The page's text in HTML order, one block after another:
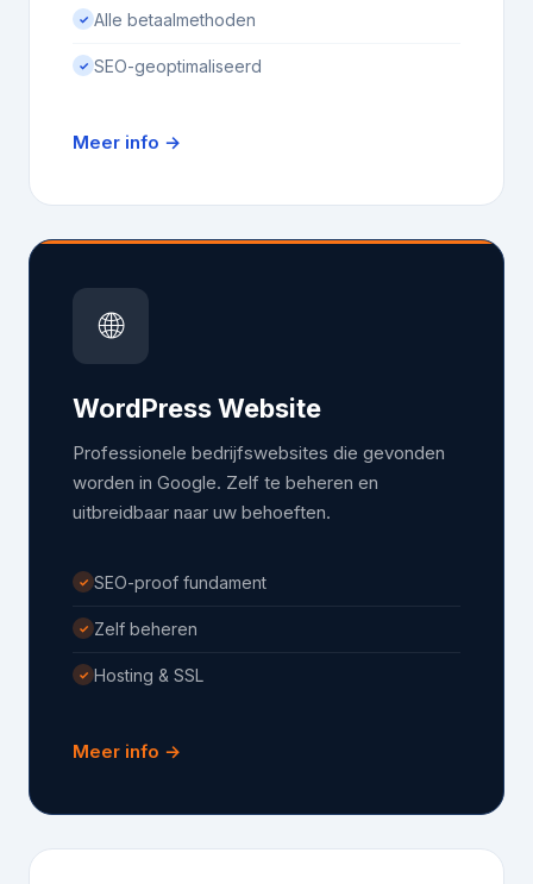
✓ Alle betaalmethoden
✓ SEO-geoptimaliseerd
Meer info →
🌐
WordPress Website
Professionele bedrijfswebsites die gevonden
worden in Google. Zelf te beheren en
uitbreidbaar naar uw behoeften.
✓ SEO-proof fundament
✓ Zelf beheren
✓ Hosting & SSL
Meer info →